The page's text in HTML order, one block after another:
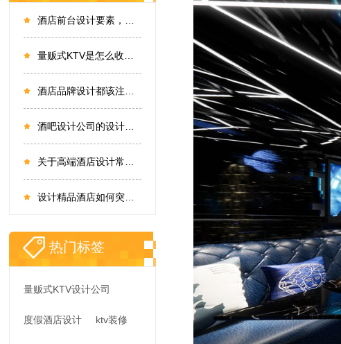
热门标签
量贩式KTV设计公司
度假酒店设计 ktv装修